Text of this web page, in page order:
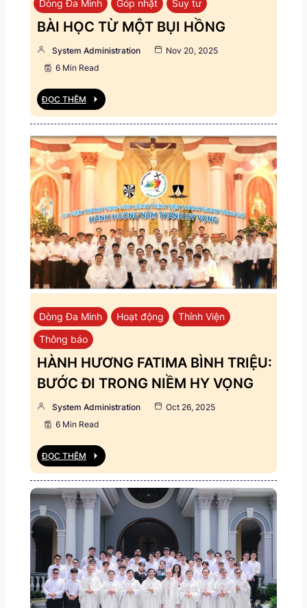
Dòng Đa Minh Góp nhặt Suy tư
BÀI HỌC TỪ MỘT BỤI HỒNG
System Administration
Nov 20, 2025
6 Min Read
ĐỌC THÊM
Dòng Đa Minh Hoạt động
Thỉnh Viện
Thông báo
HÀNH HƯƠNG FATIMA BÌNH TRIỆU:
BƯỚC ĐI TRONG NIỀM HY VỌNG
System Administration
Oct 26, 2025
6 Min Read
ĐỌC THÊM